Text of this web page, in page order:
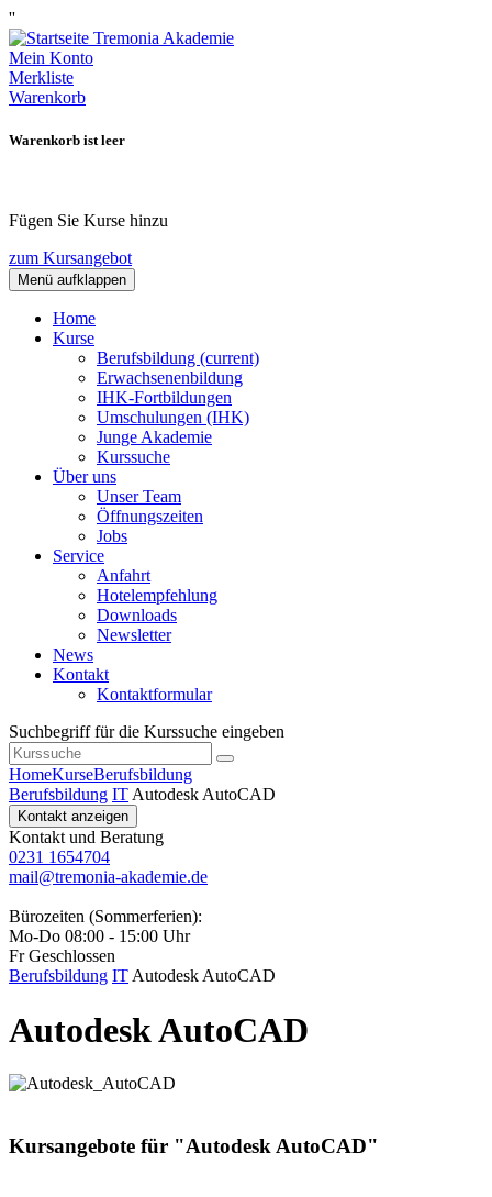
''
Mein Konto
Merkliste
Warenkorb
Warenkorb ist leer
Fügen Sie Kurse hinzu
zum Kursangebot
Menü aufklappen
Home
Kurse
Berufsbildung (current)
Erwachsenenbildung
IHK-Fortbildungen
Umschulungen (IHK)
Junge Akademie
Kurssuche
Über uns
Unser Team
Öffnungszeiten
Jobs
Service
Anfahrt
Hotelempfehlung
Downloads
Newsletter
News
Kontakt
Kontaktformular
Suchbegriff für die Kurssuche eingeben
HomeKurseBerufsbildung
Berufsbildung IT Autodesk AutoCAD
Kontakt anzeigen
Kontakt und Beratung
0231 1654704
mail@tremonia-akademie.de
Bürozeiten (Sommerferien):
Mo-Do 08:00 - 15:00 Uhr
Fr Geschlossen
Berufsbildung IT Autodesk AutoCAD
Autodesk AutoCAD
Kursangebote für "Autodesk AutoCAD"